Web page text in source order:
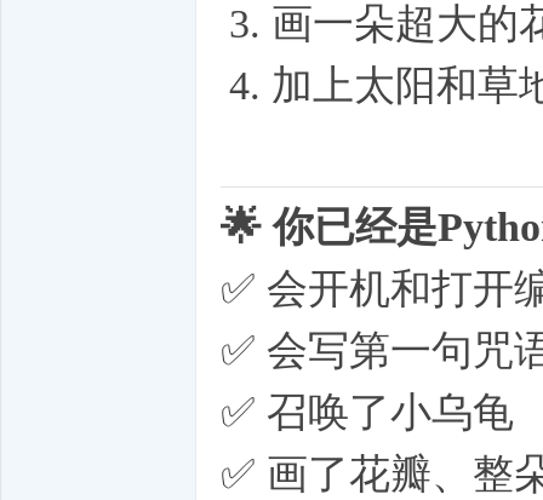
画一朵超大的
加上太阳和草
🌟 你已经是
✅ 会开机和打开
✅ 会写第一句咒
✅ 召唤了小乌龟
✅ 画了花瓣、整